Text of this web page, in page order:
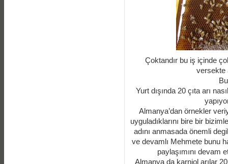
Çoktandır bu iş içinde
versekte
Yurt dışında 20 çıta arı
Almanya’dan örnekler
uyguladıklarını bire bir
adını anmasada önemli
ve devamlı Mehmete bunu
paylaşımını devam
Almanya da karniol arılar